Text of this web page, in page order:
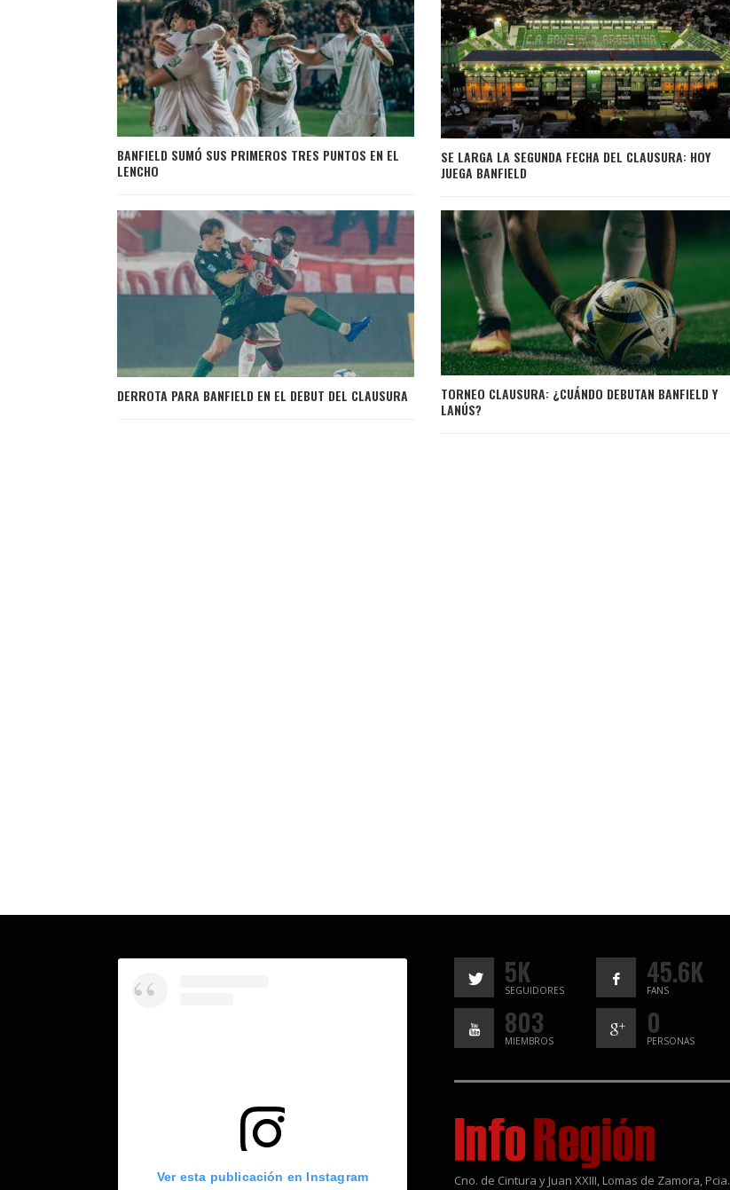
BANFIELD SUMÓ SUS PRIMEROS TRES PUNTOS EN EL
LENCHO
SE LARGA LA SEGUNDA FECHA DEL CLAUSURA: HOY
JUEGA BANFIELD
DERROTA PARA BANFIELD EN EL DEBUT DEL CLAUSURA
TORNEO CLAUSURA: ¿CUÁNDO DEBUTAN BANFIELD Y
LANÚS?
Ver esta publicación en Instagram
5K
SEGUIDORES
45.6K
FANS
803
MIEMBROS
0
PERSONAS
Cno. de Cintura y Juan XXIII, Lomas de Zamora, Pcia.